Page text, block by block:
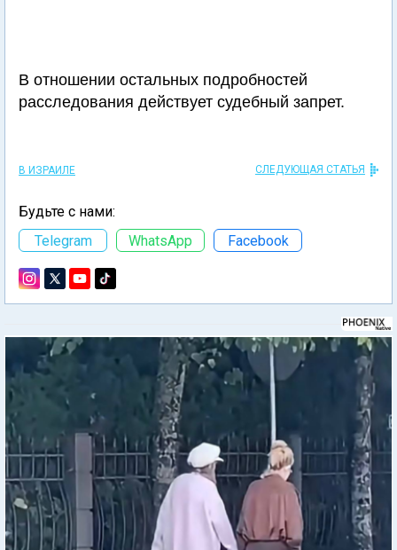
В отношении остальных подробностей
расследования действует судебный запрет.
В ИЗРАИЛЕ СЛЕДУЮЩАЯ СТАТЬЯ
Будьте с нами:
Telegram
WhatsApp Facebook